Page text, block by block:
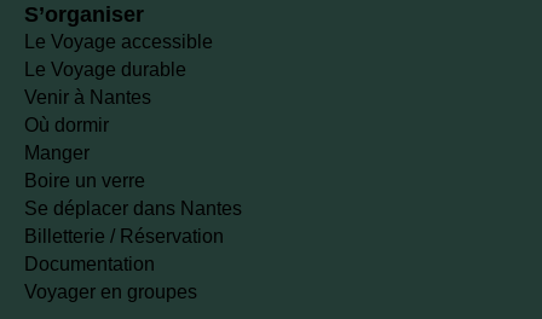
S’organiser
Le Voyage accessible
Le Voyage durable
Venir à Nantes
Où dormir
Manger
Boire un verre
Se déplacer dans Nantes
Billetterie / Réservation
Documentation
Voyager en groupes